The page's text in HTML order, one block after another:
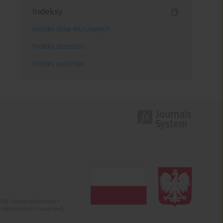
Indeksy
Indeks słów kluczowych
Indeks dziedzin
Indeks autorów